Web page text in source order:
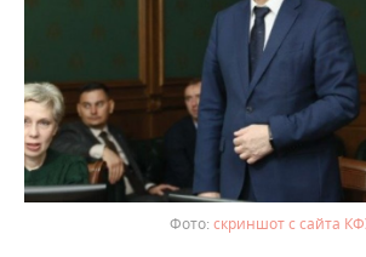
скриншот с сайта